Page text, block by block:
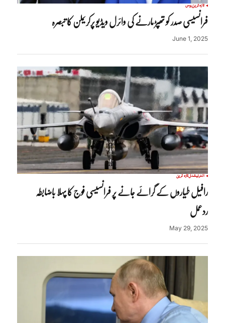
تازہ ترینروس
فرانسیسی صدر کو تھپڑ مارنے کی وائرل ویڈیو پرکریملن کا تبصرہ
June 1, 2025
انٹرنیشنلتازہ ترین
رافیل طیاروں کے گرائے جانے پر فرانسیسی فوج کا پہلا باضابطہ
ردعمل
May 29, 2025